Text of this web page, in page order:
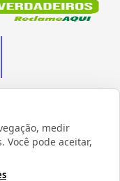
medir
Você pode aceitar,